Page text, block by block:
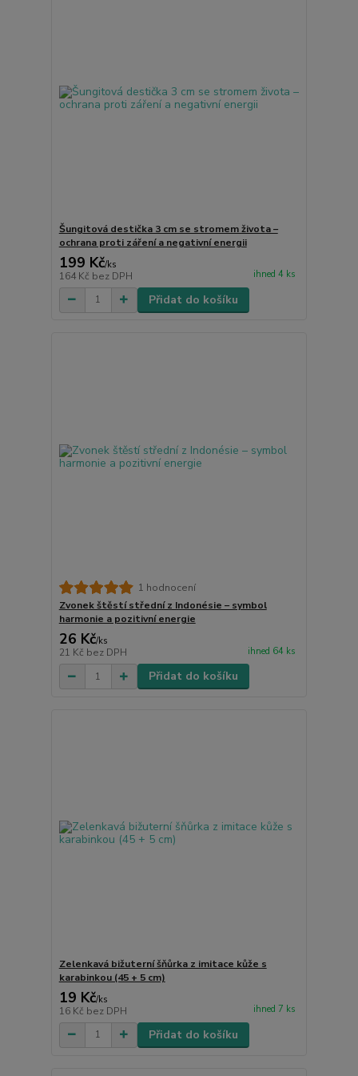
Šungitová destička 3 cm se stromem života –
ochrana proti záření a negativní energii
199 Kč/ks
164 Kč bez DPH ihned 4 ks
Přidat do košíku
1 hodnocení
Zvonek štěstí střední z Indonésie – symbol
harmonie a pozitivní energie
26 Kč/ks
21 Kč bez DPH ihned 64 ks
Přidat do košíku
Zelenkavá bižuterní šňůrka z imitace kůže s
karabinkou (45 + 5 cm)
19 Kč/ks
16 Kč bez DPH ihned 7 ks
Přidat do košíku